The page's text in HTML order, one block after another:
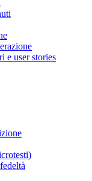
e user stories